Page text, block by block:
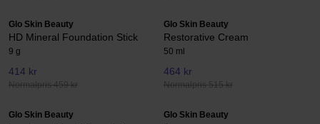
Glo Skin Beauty
HD Mineral Foundation Stick
9 g
414 kr
Normalpris 459 kr
Glo Skin Beauty
Restorative Cream
50 ml
464 kr
Normalpris 515 kr
Glo Skin Beauty Glo Skin Beauty